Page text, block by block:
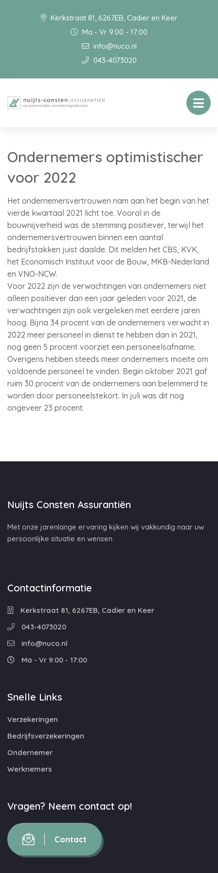
Kerkstraat 81, 6267EB, Cadier en Keer
Ma - Vr 9:00 - 17:00
info@nuco.nl
043-4073020
Ondernemers optimistischer
voor 2022
Het ondernemersvertrouwen nam aan het begin van het
vierde kwartaal 2021 licht toe. Vooral in de
bouwnijverheid was de stemming positiever, terwijl het
ondernemersvertrouwen binnen een aantal
bedrijfstakken juist daalde. Dit melden het CBS, KVK,
het Economisch Instituut voor de Bouw, MKB-Nederland
en VNO-NCW.
Voor 2022 zijn de verwachtingen van ondernemers niet
alleen positiever dan een jaar geleden voor 2021, de
verwachtingen zijn ook vergeleken met eerdere jaren
hoog. Bijna 34 procent van de ondernemers verwacht in
2022 meer personeel in dienst te hebben dan in 2021,
nog geen 5 procent voorziet een personeelsafname.
Overigens hebben steeds meer ondernemers moeite om
voldoende personeel te vinden. Begin oktober 2021 gaf
ruim 30 procent van de ondernemers aan belemmerd te
worden door personeelstekort. In juli was dit nog
ongeveer 23 procent.
Nuijts Consten Assurantiën
Met onze jarenlange ervaring kijken wij vakkundig naar uw
persoonlijke situatie en wensen.
Contactinformatie
Kerkstraat 81, 6267EB, Cadier en Keer
043-4073020
info@nuco.nl
Ma - Vr 9:00 - 17:00
Snelle Links
Verzekeringen
Bedrijfsverzekeringen
Ondernemer
Werknemers
Vragen? Neem contact op!
Contact